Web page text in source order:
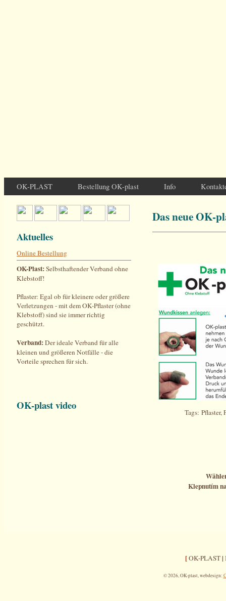
OK-PLAST Bestellung OK-plast Info
Aktuelles
Online Bestellung
OK-Plast:Selbsthaftender Verband ohne
Klebstoff!
Pflaster: Egal ob für kleinere oder größere
Verletzungen - mit dem OK-Pflaster (ohne
Klebstoff) sind sie immer richtig
geschützt.
Verband:Der ideale Verband für alle
kleinen und größeren Notfälle - die
Vorteile sprechen für sich.
OK-plast video
Das neue OK-
Tags: Pflaster,
Klepnutím
[OK-PLAST|
© 2026, OK-plast, webdesign: